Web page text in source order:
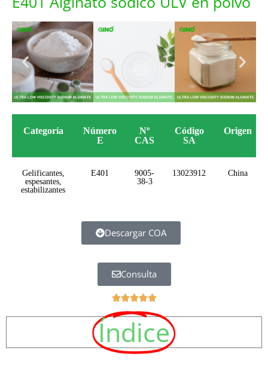
Categoría
Número
E
Nº
CAS
Código
SA
Origen
Gelificantes,
espesantes,
estabilizantes
E401
9005-
38-3
13023912 China
Descargar COA
Consulta
Bewertet
von
5
Índice